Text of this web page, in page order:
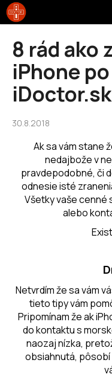
Prejsť
na
obsah
8 rád ako
iPhone
iDoctor.sk
30.8.2018
Ak sa vám stane
nedajbože v
pravdepodobné, či
odnesie isté
Všetky vaše
alebo
Netvrdím že sa vám
tieto tipy vám
Pripomínam že ak
do kontaktu s
naozaj nízka,
obsiahnutá,
K
o
Č
o
p
t
á
s